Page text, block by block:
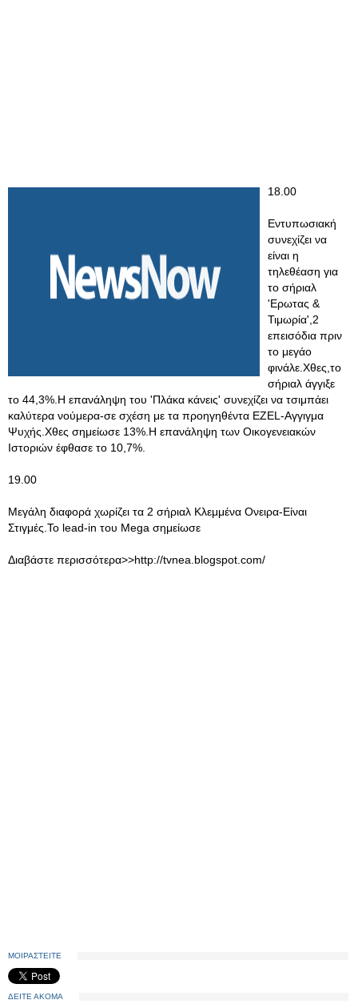
18.00
Εντυπωσιακή
συνεχίζει να
είναι η
τηλεθέαση για
το σήριαλ
'Ερωτας &
Τιμωρία',2
επεισόδια πριν
το μεγάο
φινάλε.Χθες,το
σήριαλ άγγιξε
το 44,3%.Η επανάληψη του 'Πλάκα κάνεις' συνεχίζει να τσιμπάει
καλύτερα νούμερα-σε σχέση με τα προηγηθέντα ΕΖΕL-Αγγιγμα
Ψυχής.Χθες σημείωσε 13%.Η επανάληψη των Οικογενειακών
Ιστοριών έφθασε το 10,7%.
19.00
Μεγάλη διαφορά χωρίζει τα 2 σήριαλ Κλεμμένα Ονειρα-Είναι
Στιγμές.Το lead-in του Mega σημείωσε
Διαβάστε περισσότερα>>http://tvnea.blogspot.com/
ΜΟΙΡΑΣΤΕΙΤΕ
ΔΕΙΤΕ ΑΚΟΜΑ